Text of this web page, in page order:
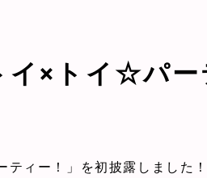
×トイ☆パー
ィー！」を初披露しました